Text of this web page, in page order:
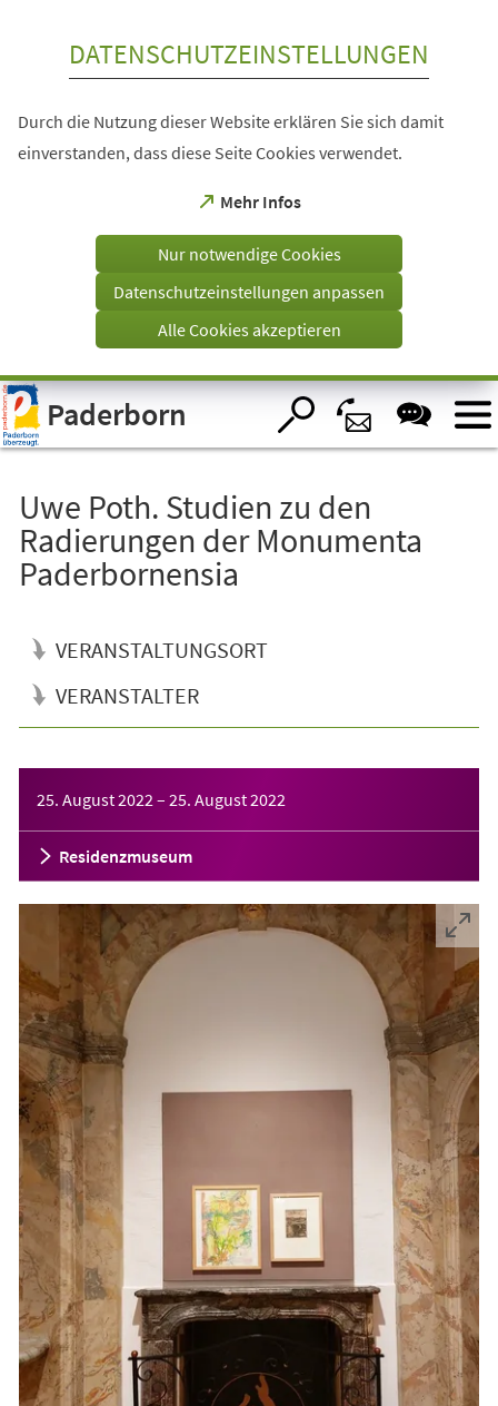
Visuelle
Assistenzsoftware
öffnen.
DATENSCHUTZEINSTELLUNGEN
Durch die Nutzung dieser Website erklären Sie sich damit
einverstanden, dass diese Seite Cookies verwendet.
Mehr Infos
(Öffnet
einem
Tab)
Nur notwendige Cookies
Datenschutzeinstellungen anpassen
Alle Cookies akzeptieren
Paderborn
Uwe Poth. Studien zu den
Radierungen der Monumenta
Paderbornensia
VERANSTALTUNGSORT
VERANSTALTER
25. August 2022 – 25. August 2022
Residenzmuseum